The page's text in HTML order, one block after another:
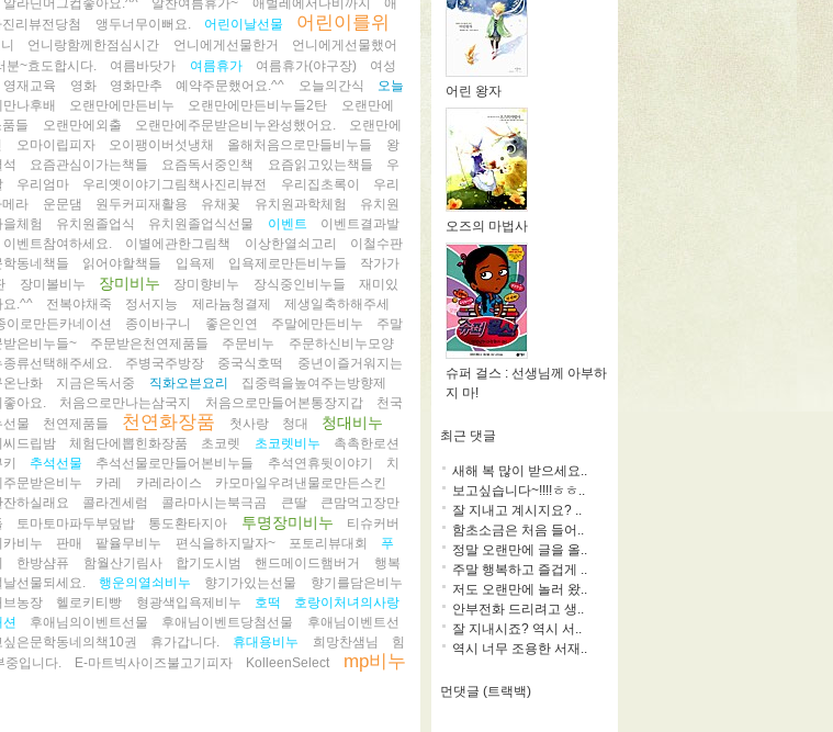
알라딘머그컵좋아요.^^ 알찬여름휴가~ 애벌레에서나비까지
애
리뷰전당첨 앵두너무이뻐요. 어린이날선물
어린이를위
언니랑함께한점심시간 언니에게선물한거
언니에게선물했어
분~효도합시다. 여름바닷가 여름휴가 여름휴가(야구장)
여성
영재교육 영화 영화만추 예약주문했어요.^^ 오늘의간식
오늘
나후배 오랜만에만든비누 오랜만에만든비누들2탄
오랜만에
들 오랜만에외출 오랜만에주문받은비누완성했어요.
오랜만에
오마이립피자 오이팽이버섯냉채 올해처음으로만들비누들
왕
요즘관심이가는책들 요즘독서중인책 요즘읽고있는책들
우
우리엄마 우리옛이야기그림책사진리뷰전 우리집초록이
우리
라 운문댐 원두커피재활용 유채꽃 유치원과학체험
유치원
체험 유치원졸업식 유치원졸업식선물 이벤트
이벤트결과발
이벤트참여하세요. 이별에관한그림책 이상한열쇠고리
이철수판
동네책들 읽어야할책들 입욕제 입욕제로만든비누들
작가가
장미볼비누 장미비누 장미향비누 장식중인비누들
재미있
요.^^ 전복야채죽 정서지능 제라늄청결제
제생일축하해주세
이로만든카네이션 종이바구니 좋은인연 주말에만든비누
주말
받은비누들~ 주문받은천연제품들 주문비누
주문하신비누모양
종류선택해주세요. 주병국주방장 중국식호떡
중년이즐거워지는
온난화 지금은독서중 직화오븐요리
집중력을높여주는방향제
좋아요. 처음으로만나는삼국지 처음으로만들어본통장지갑
천국
선물 천연제품들 천연화장품 첫사랑 청대 청대비누
씨드립밤 체험단에뽑힌화장품 초코렛 초코렛비누
촉촉한로션
추석선물 추석선물로만들어본비누들 추석연휴뒷이야기
치
주문받은비누 카레 카레라이스
카모마일우려낸물로만든스킨
잔하실래요 콜라겐세럼 콜라마시는북극곰 큰딸
큰맘먹고장만
토마토마파두부덮밥 통도환타지아 투명장미비누
티슈커버
카비누 판매 팥율무비누 편식을하지말자~ 포토리뷰대회
푸
한방샴퓨 함월산기림사 합기도시범 핸드메이드햄버거
행복
날선물되세요. 행운의열쇠비누 향기가있는선물
향기를담은비누
브농장 헬로키티빵 형광색입욕제비누 호떡
호랑이처녀의사랑
후애님의이벤트선물 후애님이벤트당첨선물
후애님이벤트선
싶은문학동네의책10권 휴가갑니다. 휴대용비누 희망찬샘님
힘
중입니다. E-마트빅사이즈불고기피자 KolleenSelect mp비누
어린 왕자
오즈의 마법사
슈퍼 걸스 : 선생님께 아부하
지 마!
최근 댓글
새해 복 많이 받으세요..
보고싶습니다~!!!!ㅎㅎ..
잘 지내고 계시지요? ..
함초소금은 처음 들어..
정말 오랜만에 글을 올..
주말 행복하고 즐겁게 ..
저도 오랜만에 놀러 왔..
안부전화 드리려고 생..
잘 지내시죠? 역시 서..
역시 너무 조용한 서재..
먼댓글 (트랙백)